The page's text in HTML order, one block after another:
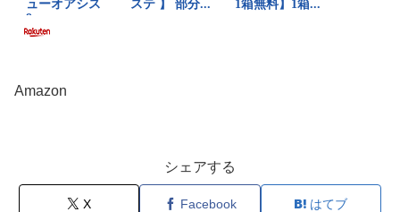
Amazon
シェアする
X Facebook はてブ